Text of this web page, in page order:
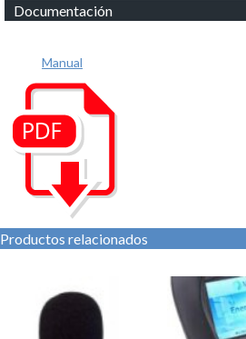
Documentación
Manual
Productos relacionados